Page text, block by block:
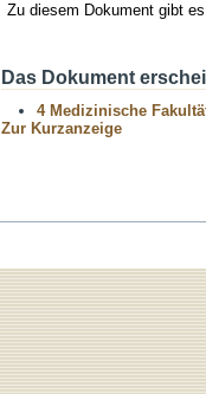
Zu diesem Dokument gibt
Das Dokument
4 Medizinische
Zur Kurzanzeige